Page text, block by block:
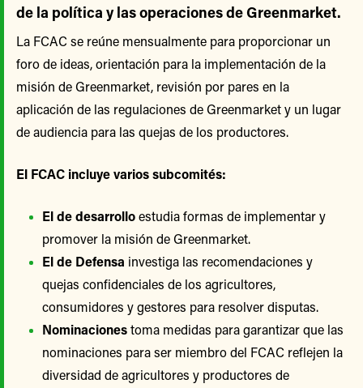
de la política y las operaciones de Greenmarket.
La FCAC se reúne mensualmente para proporcionar un
foro de ideas, orientación para la implementación de la
misión de Greenmarket, revisión por pares en la
aplicación de las regulaciones de Greenmarket y un lugar
de audiencia para las quejas de los productores.
El FCAC incluye varios subcomités:
El de desarrolloestudia formas de implementar y
promover la misión de Greenmarket.
El de Defensa investiga las recomendaciones y
quejas confidenciales de los agricultores,
consumidores y gestores para resolver disputas.
Nominacionestoma medidas para garantizar que las
nominaciones para ser miembro del FCAC reflejen la
diversidad de agricultores y productores de